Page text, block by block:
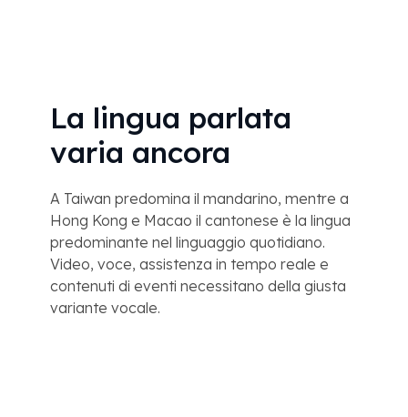
La lingua parlata
varia ancora
A Taiwan predomina il mandarino, mentre a
Hong Kong e Macao il cantonese è la lingua
predominante nel linguaggio quotidiano.
Video, voce, assistenza in tempo reale e
contenuti di eventi necessitano della giusta
variante vocale.